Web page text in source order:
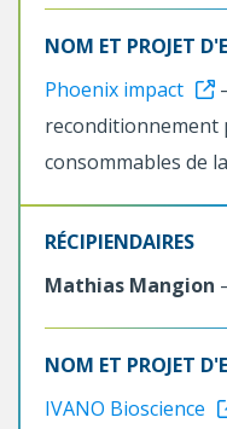
NOM ET PROJET
Phoenix impact
reconditionnement
consommables de
RÉCIPIENDAIRES
Mathias Mangion
NOM ET PROJET
IVANO Bioscience